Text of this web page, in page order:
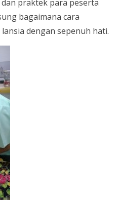
praktek para peserta
bagaimana cara
dengan sepenuh hati.